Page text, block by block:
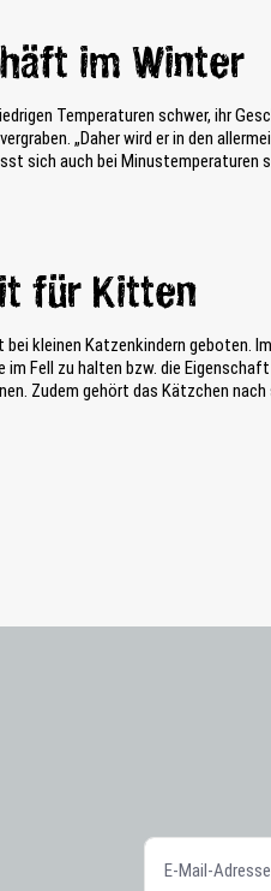
im Winter
Temperaturen schwer, ihr
„Daher wird er in den
sich auch bei Minustemperaturen
für Kitten
kleinen Katzenkindern geboten.
im Fell zu halten bzw. die
Zudem gehört das Kätzchen